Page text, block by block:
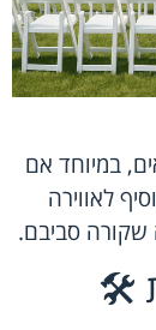
במיוחד אם
לאווירה
שקורה סביבם.
🛠️